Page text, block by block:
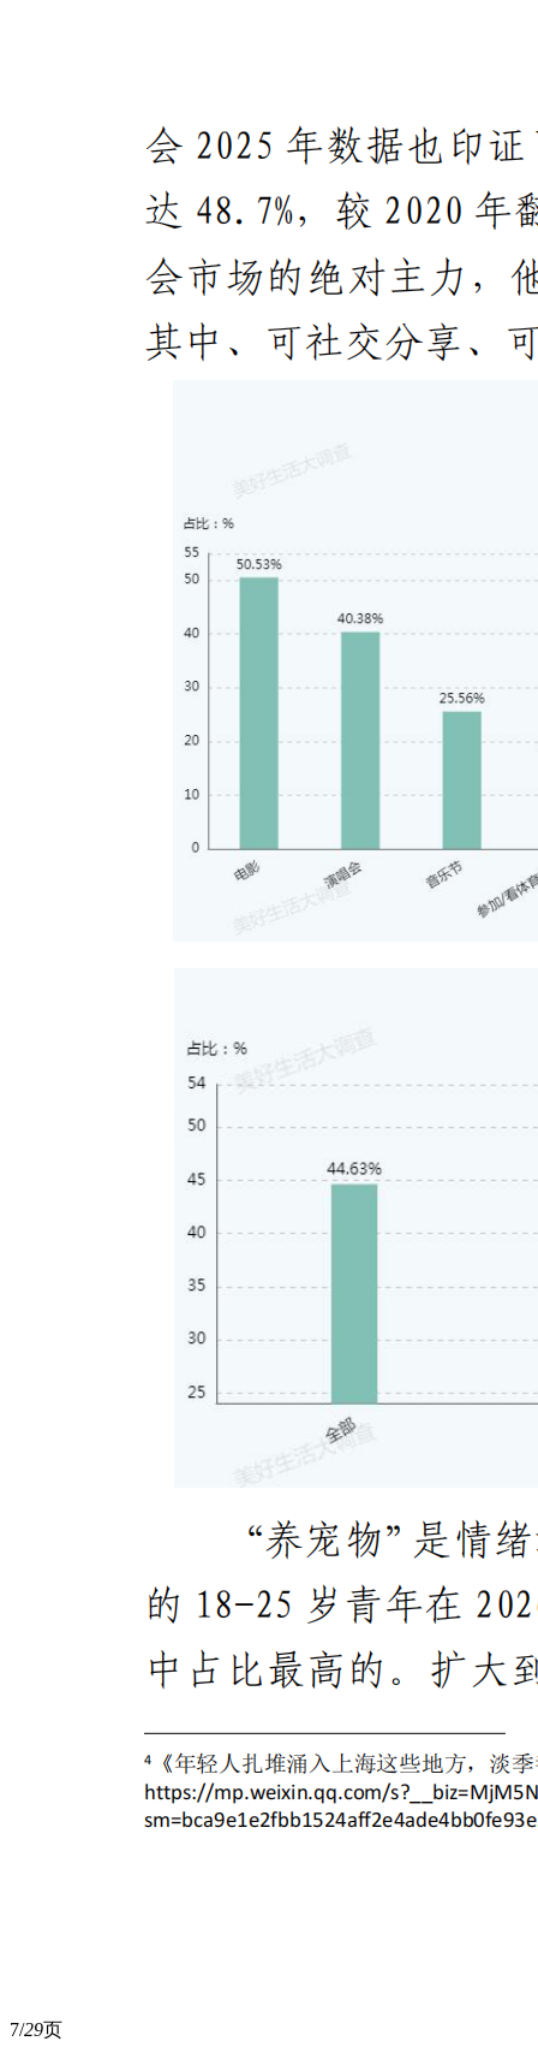
7/29页